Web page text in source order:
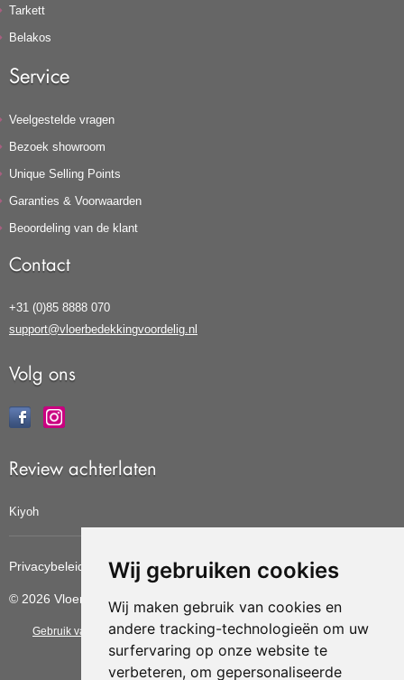
Wij gebruiken cookies
Wij maken gebruik van cookies en
andere tracking-technologieën om uw
surfervaring op onze website te
verbeteren, om gepersonaliseerde
Tarkett
Belakos
Service
Veelgestelde vragen
Bezoek showroom
Unique Selling Points
Garanties & Voorwaarden
Beoordeling van de klant
Contact
+31 (0)85 8888 070
support@vloerbedekkingvoordelig.nl
Volg ons
Review achterlaten
Kiyoh
Privacybeleid Cookiebeleid Update cookies voorkeuren
© 2026 Vloerbedekkingvoordelig
Gebruik van deze site betekent dat u dealgemene voorwaarden van CBW
erkende woonwinkels accepteert.